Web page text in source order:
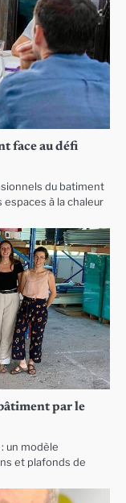
face au défi
du batiment
à la chaleur
par le
un modèle
et plafonds de